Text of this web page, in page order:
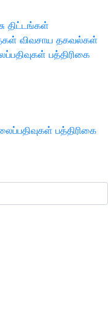
திட்டங்கள்
விவசாய தகவல்கள்
பத்திரிகை
பத்திரிகை